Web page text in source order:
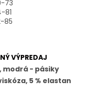
73
81
85
VÝPREDAJ
modrá - pásiky
5 % elastan